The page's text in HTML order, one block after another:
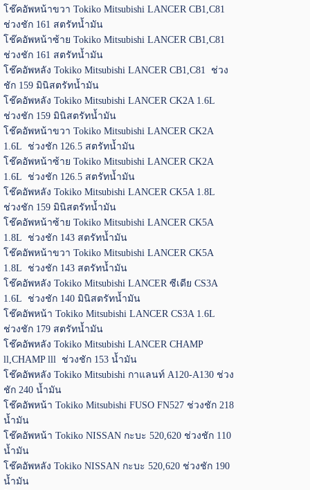
โช๊คอัพหน้าขวา Tokiko Mitsubishi LANCER CB1,C81
ช่วงชัก 161 สตรัทน้ำมัน
โช๊คอัพหน้าซ้าย Tokiko Mitsubishi LANCER CB1,C81
ช่วงชัก 161 สตรัทน้ำมัน
โช๊คอัพหลัง Tokiko Mitsubishi LANCER CB1,C81 ช่วง
ชัก 159 มินิสตรัทน้ำมัน
โช๊คอัพหลัง Tokiko Mitsubishi LANCER CK2A 1.6L
ช่วงชัก 159 มินิสตรัทน้ำมัน
โช๊คอัพหน้าขวา Tokiko Mitsubishi LANCER CK2A
1.6L ช่วงชัก 126.5 สตรัทน้ำมัน
โช๊คอัพหน้าซ้าย Tokiko Mitsubishi LANCER CK2A
1.6L ช่วงชัก 126.5 สตรัทน้ำมัน
โช๊คอัพหลัง Tokiko Mitsubishi LANCER CK5A 1.8L
ช่วงชัก 159 มินิสตรัทน้ำมัน
โช๊คอัพหน้าซ้าย Tokiko Mitsubishi LANCER CK5A
1.8L ช่วงชัก 143 สตรัทน้ำมัน
โช๊คอัพหน้าขวา Tokiko Mitsubishi LANCER CK5A
1.8L ช่วงชัก 143 สตรัทน้ำมัน
โช๊คอัพหลัง Tokiko Mitsubishi LANCER ซีเดีย CS3A
1.6L ช่วงชัก 140 มินิสตรัทน้ำมัน
โช๊คอัพหน้า Tokiko Mitsubishi LANCER CS3A 1.6L
ช่วงชัก 179 สตรัทน้ำมัน
โช๊คอัพหลัง Tokiko Mitsubishi LANCER CHAMP
ll,CHAMP lll ช่วงชัก 153 น้ำมัน
โช๊คอัพหลัง Tokiko Mitsubishi กาแลนท์ A120-A130 ช่วง
ชัก 240 น้ำมัน
โช๊คอัพหน้า Tokiko Mitsubishi FUSO FN527 ช่วงชัก 218
น้ำมัน
โช๊คอัพหน้า Tokiko NISSAN กะบะ 520,620 ช่วงชัก 110
น้ำมัน
โช๊คอัพหลัง Tokiko NISSAN กะบะ 520,620 ช่วงชัก 190
น้ำมัน